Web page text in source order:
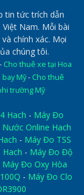
tin tức trích dẫn
Nam. Mỗi bài
chính xác. Mọi
chúng tôi.
- Cho thuê xe tại Hoa
Mỹ- Cho thuê
trường Mỹ
Hach - Máy Đo
Online Hach
- Máy Đo TSS
- Máy Đo Độ
Máy Đo Oxy Hòa
- Máy Đo Clo